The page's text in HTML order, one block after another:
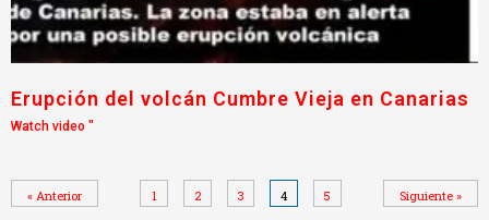
Erupción del volcán Cumbre Vieja en Canarias
Watch video "
« Anterior 1 2 3 4 5 Siguiente »